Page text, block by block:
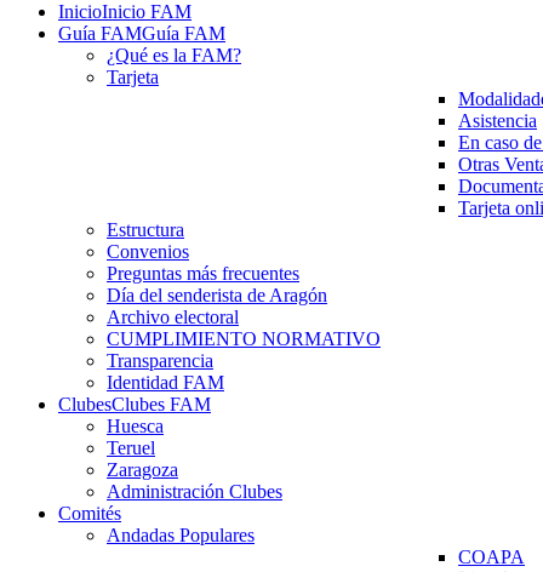
InicioInicio FAM
Guía FAMGuía FAM
¿Qué es la FAM?
Tarjeta
Asistencia
En caso
Otras
Tarjeta
Estructura
Convenios
Preguntas más frecuentes
Día del senderista de Aragón
Archivo electoral
CUMPLIMIENTO NORMATIVO
Transparencia
Identidad FAM
ClubesClubes FAM
Huesca
Teruel
Zaragoza
Administración Clubes
Comités
Andadas Populares
COAPA